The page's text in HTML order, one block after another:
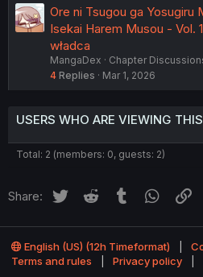
Ore ni Tsugou ga Yosugiru
Isekai Harem Musou - Vol.
władca
MangaDex
Chapter
4 Replies Mar 1, 2026
USERS WHO ARE VIEWING
Total: 2 (members: 0, guests: 2)
Share: Twitter Reddit Tumblr
English (US) (12h Timeformat)
Terms and rules
Privacy policy